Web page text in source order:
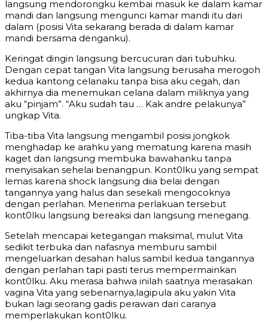
langsung mendorongku kembai masuk ke dalam kamar
mandi dan langsung mengunci kamar mandi itu dari
dalam (posisi Vita sekarang berada di dalam kamar
mandi bersama denganku).
Keringat dingin langsung bercucuran dari tubuhku.
Dengan cepat tangan Vita langsung berusaha merogoh
kedua kantong celanaku tanpa bisa aku cegah, dan
akhirnya dia menemukan celana dalam miliknya yang
aku “pinjam”. “Aku sudah tau … Kak andre pelakunya”
ungkap Vita.
Tiba-tiba Vita langsung mengambil posisi jongkok
menghadap ke arahku yang mematung karena masih
kaget dan langsung membuka bawahanku tanpa
menyisakan sehelai benangpun. Kont0lku yang sempat
lemas karena shock langsung diia belai dengan
tangannya yang halus dan sesekali mengocoknya
dengan perlahan. Menerima perlakuan tersebut
kont0lku langsung bereaksi dan langsung menegang.
Setelah mencapai ketegangan maksimal, mulut Vita
sedikit terbuka dan nafasnya memburu sambil
mengeluarkan desahan halus sambil kedua tangannya
dengan perlahan tapi pasti terus mempermainkan
kont0lku. Aku merasa bahwa inilah saatnya merasakan
vagina Vita yang sebenarnya,lagipula aku yakin Vita
bukan lagi seorang gadis perawan dari caranya
memperlakukan kont0lku.